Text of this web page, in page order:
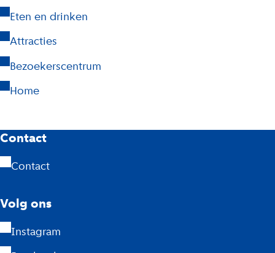
Eten en drinken
Attracties
Bezoekerscentrum
Home
A
m
t
e
Contact
Contact
Volg ons
Instagram